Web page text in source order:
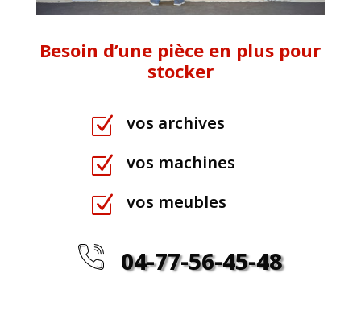
Besoin d’une pièce en plus pour
stocker
Z vos archives
Z vos machines
Z vos meubles
04-77-56-45-48